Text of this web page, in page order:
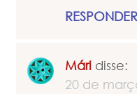
RESPONDER
Mári disse:
20 de